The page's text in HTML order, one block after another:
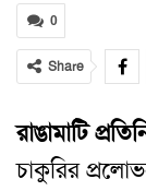
0
Share
রাঙামাটি
চাকুরির